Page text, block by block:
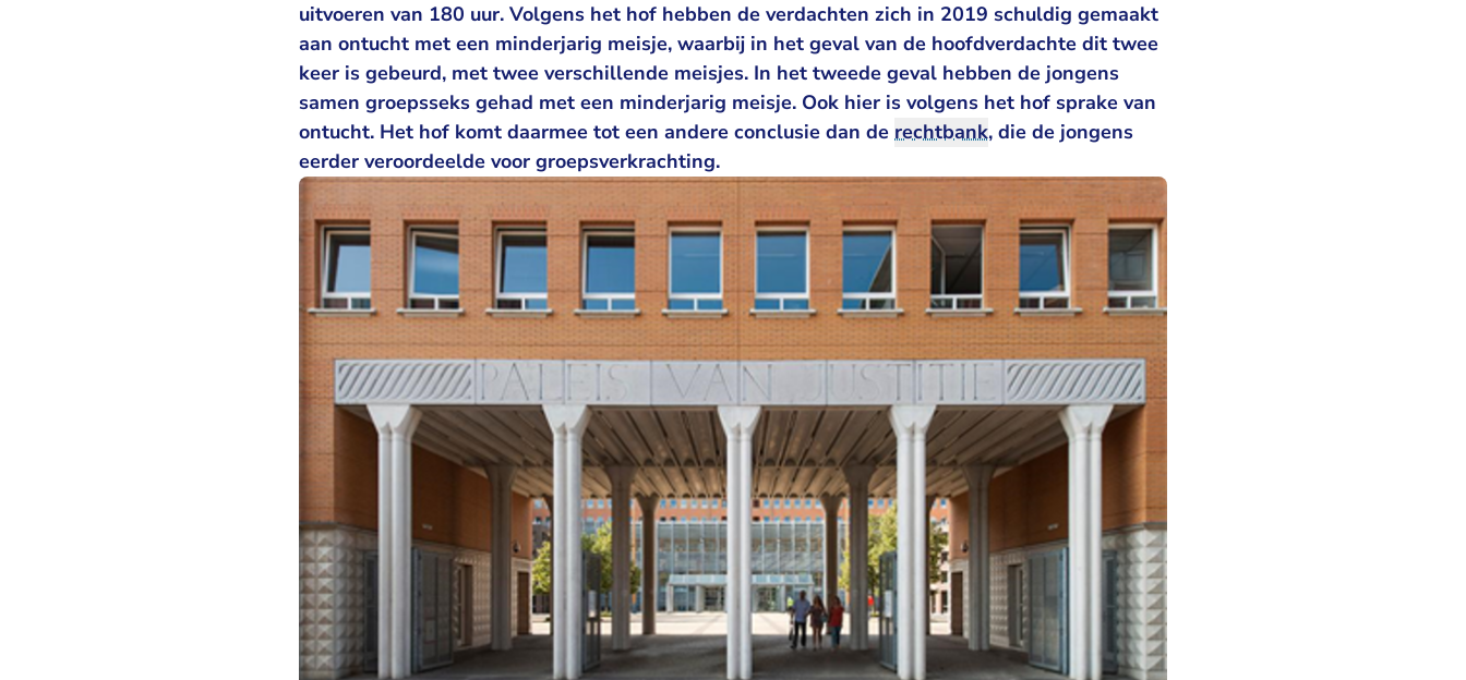
uitvoeren van 180 uur. Volgens het hof hebben de verdachten zich in 2019 schuldig gemaakt
aan ontucht met een minderjarig meisje, waarbij in het geval van de hoofdverdachte dit twee
keer is gebeurd, met twee verschillende meisjes. In het tweede geval hebben de jongens
samen groepsseks gehad met een minderjarig meisje. Ook hier is volgens het hof sprake van
ontucht. Het hof komt daarmee tot een andere conclusie dan de rechtbank, die de jongens
eerder veroordeelde voor groepsverkrachting.